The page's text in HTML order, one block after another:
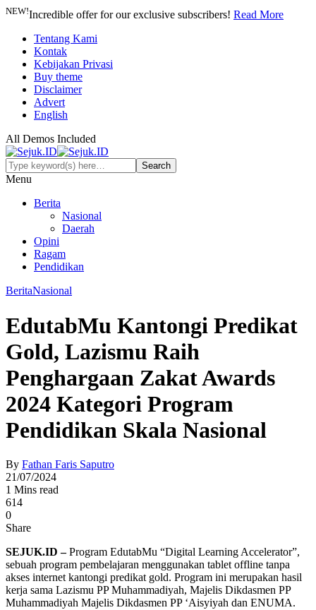
NEW!Incredible offer for our exclusive subscribers! Read More
Tentang Kami
Kontak
Kebijakan Privasi
Buy theme
Disclaimer
Advert
English
All Demos Included
Menu
Berita
Nasional
Daerah
Opini
Ragam
Pendidikan
BeritaNasional
EdutabMu Kantongi Predikat
Gold, Lazismu Raih
Penghargaan Zakat Awards
2024 Kategori Program
Pendidikan Skala Nasional
By Fathan Faris Saputro
21/07/2024
1 Mins read
614
0
Share
SEJUK.ID –Program EdutabMu “Digital Learning Accelerator”,
sebuah program pembelajaran menggunakan tablet offline tanpa
akses internet kantongi predikat gold. Program ini merupakan hasil
kerja sama Lazismu PP Muhammadiyah, Majelis Dikdasmen PP
Muhammadiyah Majelis Dikdasmen PP ‘Aisyiyah dan ENUMA.